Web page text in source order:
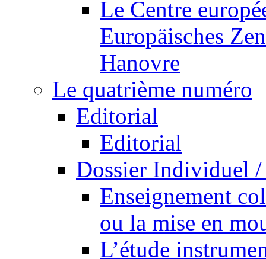
Le Centre
Europäisches
Hanovre
Le quatrième numéro
Editorial
Editorial
Dossier Individuel
Enseignement
ou la mise en
L’étude